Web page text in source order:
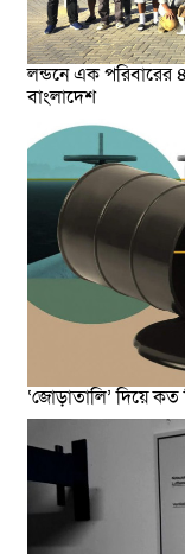
লন্ডনে এক
বাংলাদেশ
‘জোড়াতালি’ দিয়ে